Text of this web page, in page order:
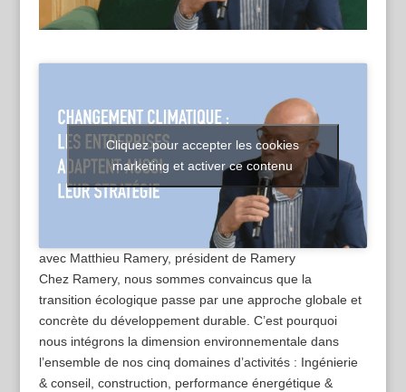
Cliquez pour accepter les cookies
marketing et activer ce contenu
avec Matthieu Ramery, président de Ramery
Chez Ramery, nous sommes convaincus que la
transition écologique passe par une approche globale et
concrète du développement durable. C’est pourquoi
nous intégrons la dimension environnementale dans
l’ensemble de nos cinq domaines d’activités : Ingénierie
& conseil, construction, performance énergétique &